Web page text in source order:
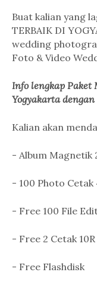
Buat kalian yang
TERBAIK DI
wedding
Foto & Video
Info lengkap Paket
Yogyakarta
Kalian akan
- Album Magnetik
- 100 Photo Cetak
- Free 100 File
- Free 2 Cetak 10R
- Free Flashdisk